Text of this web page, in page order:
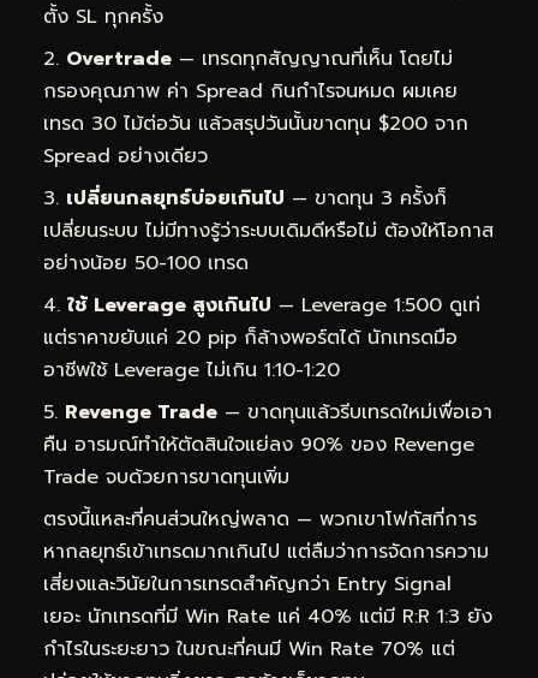
ตั้ง SL ทุกครั้ง
Overtrade — เทรดทุกสัญญาณที่เห็น โดยไม่
กรองคุณภาพ ค่า Spread กินกำไรจนหมด ผมเคย
เทรด 30 ไม้ต่อวัน แล้วสรุปวันนั้นขาดทุน $200 จาก
Spread อย่างเดียว
เปลี่ยนกลยุทธ์บ่อยเกินไป — ขาดทุน 3 ครั้งก็
เปลี่ยนระบบ ไม่มีทางรู้ว่าระบบเดิมดีหรือไม่ ต้องให้โอกาส
อย่างน้อย 50-100 เทรด
ใช้ Leverage สูงเกินไป — Leverage 1:500 ดูเท่
แต่ราคาขยับแค่ 20 pip ก็ล้างพอร์ตได้ นักเทรดมือ
อาชีพใช้ Leverage ไม่เกิน 1:10-1:20
Revenge Trade — ขาดทุนแล้วรีบเทรดใหม่เพื่อเอา
คืน อารมณ์ทำให้ตัดสินใจแย่ลง 90% ของ Revenge
Trade จบด้วยการขาดทุนเพิ่ม
ตรงนี้แหละที่คนส่วนใหญ่พลาด — พวกเขาโฟกัสที่การ
หากลยุทธ์เข้าเทรดมากเกินไป แต่ลืมว่าการจัดการความ
เสี่ยงและวินัยในการเทรดสำคัญกว่า Entry Signal
เยอะ นักเทรดที่มี Win Rate แค่ 40% แต่มี R:R 1:3 ยัง
กำไรในระยะยาว ในขณะที่คนมี Win Rate 70% แต่